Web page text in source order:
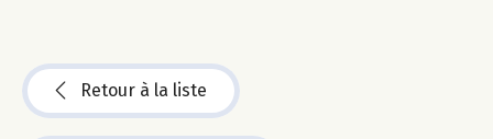
Retour à la liste